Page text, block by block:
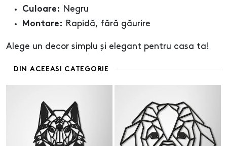
Culoare:
Negru
Montare:
Rapidă, fără găurire
Alege un decor simplu și elegant pentru casa ta!
DIN ACEEASI CATEGORIE